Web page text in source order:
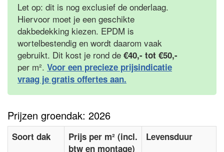
Let op: dit is nog exclusief de onderlaag.
Hiervoor moet je een geschikte
dakbedekking kiezen. EPDM is
wortelbestendig en wordt daarom vaak
gebruikt. Dit kost je rond de €40,- tot €50,-
per m². Voor een precieze prijsindicatie
vraag je gratis offertes aan.
Prijzen groendak: 2026
Soort dak
Prijs per m² (incl.
btw en montage)
Levensduur